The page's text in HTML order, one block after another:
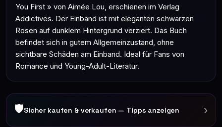
You First » von Aimée Lou, erschienen im Verlag
Addictives. Der Einband ist mit eleganten schwarzen
Rosen auf dunklem Hintergrund verziert. Das Buch
befindet sich in gutem Allgemeinzustand, ohne
sichtbare Schäden am Einband. Ideal für Fans von
Romance und Young-Adult-Literatur.
🛡Sicher kaufen & verkaufen — Tipps anzeigen ›